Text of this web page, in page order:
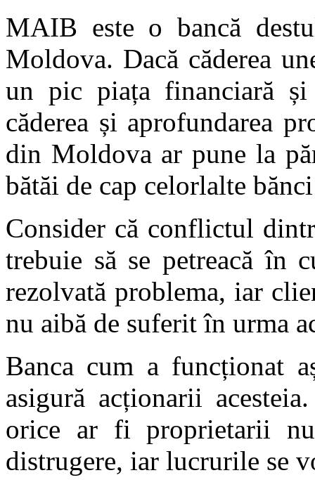
MAIB este o bancă
Moldova. Dacă căderea
un pic piața financiară
căderea și aprofundarea
din Moldova ar pune la
bătăi de cap celorlalte
Consider că conflictul
trebuie să se petreacă în
rezolvată problema, iar
nu aibă de suferit în urma
Banca cum a funcționat
asigură acționarii
orice ar fi proprietarii
distrugere, iar lucrurile se